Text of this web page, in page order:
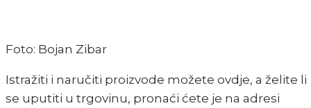
Foto: Bojan Zibar
Istražiti i naručiti proizvode možete ovdje, a želite li
se uputiti u trgovinu, pronaći ćete je na adresi